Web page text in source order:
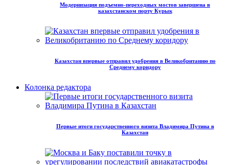
Модернизация подъемно-переходных мостов завершена в
казахстанском порту Курык
Казахстан впервые отправил удобрения в Великобританию по
Среднему коридору
Колонка редактора
Первые итоги государственного визита Владимира Путина в
Казахстан